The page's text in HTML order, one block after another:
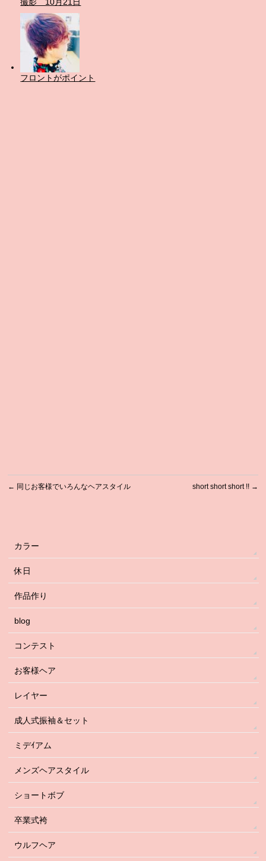
フロントがポイント
← 同じお客様でいろんなヘアスタイル short short short !! →
カラー
休日
作品作り
blog
コンテスト
お客様ヘア
レイヤー
成人式振袖＆セット
ミデｲアム
メンズヘアスタイル
ショートボブ
卒業式袴
ウルフヘア